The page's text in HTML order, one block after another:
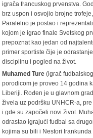
igrača francuskog prvenstva.
brz uspon i osvojio brojne
Paralelno je postao i
kojom je igrao finale Svetskog
prepoznat kao jedan od
primer sportiste čije je
disciplinu i pogled na život.
Muhamed Ture (igrač
porodicom je proveo 14 godina
Liberiji. Rođen je u glavnom
živela uz podršku UNHCR-a,
i gde su započeli novi život.
odrastao igrajući fudbal sa
kojima su bili i Nestori Irankunda